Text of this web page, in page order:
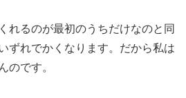
れるのが最初のうちだけなのと同
ずれでかくなります。だから私は
のです。